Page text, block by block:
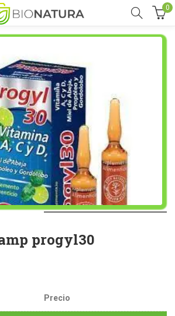
0
progyl30
Precio